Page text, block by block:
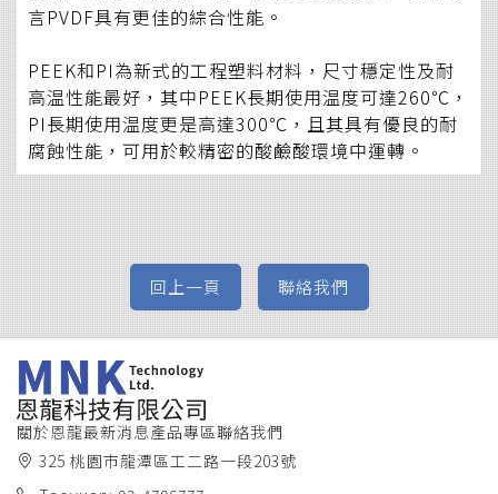
言PVDF具有更佳的綜合性能。
PEEK和PI為新式的工程塑料材料， 尺寸穩定性及耐
高温性能最好，其中PEEK長期使用温度可達260℃，
PI長期使用温度更是高達300℃，且其具有優良的耐
腐蝕性能，可用於較精密的酸鹼酸環境中運轉。
關於恩龍最新消息產品專區聯絡我們
325 桃園市龍潭區工二路一段203號